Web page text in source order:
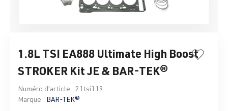
1.8L TSI EA888 Ultimate High Boost
STROKER Kit JE & BAR-TEK®
Numéro d'article : 21tsi119
Marque : BAR-TEK®